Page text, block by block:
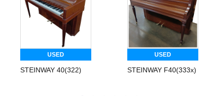
USED
STEINWAY 40(322)
USED
STEINWAY F40(333x)